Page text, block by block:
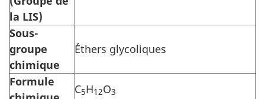
la LIS)
Sous-
groupe
chimique
Éthers glycoliques
Formule
C5H12O3